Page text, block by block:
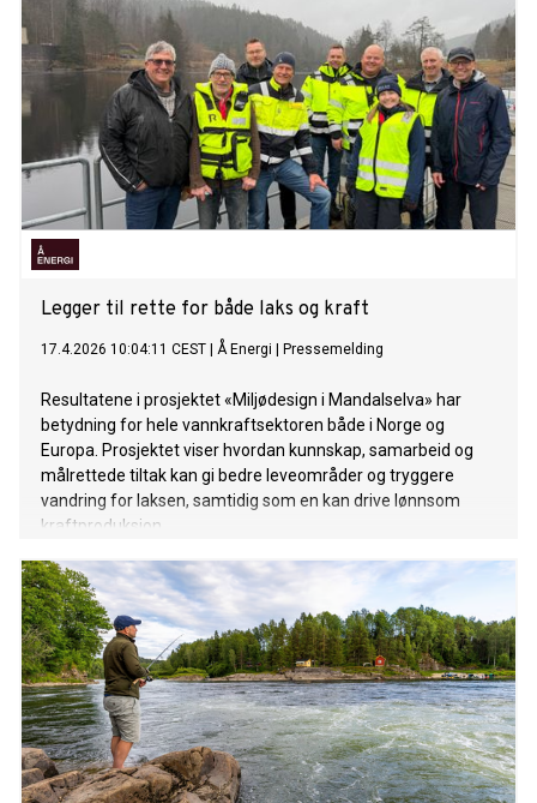
Legger til rette for både laks og kraft
17.4.2026 10:04:11 CEST Å Energi Pressemelding
Resultatene i prosjektet «Miljødesign i Mandalselva» har
betydning for hele vannkraftsektoren både i Norge og
Europa. Prosjektet viser hvordan kunnskap, samarbeid og
målrettede tiltak kan gi bedre leveområder og tryggere
vandring for laksen, samtidig som en kan drive lønnsom
kraftproduksjon.